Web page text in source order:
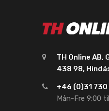
TH Online AB,
438 98,
+46 (0)31
Mån-Fre 9:00